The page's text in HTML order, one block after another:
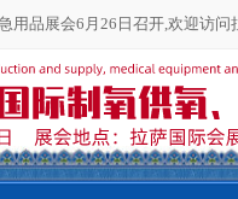
用品展会6月26日召开,欢迎访